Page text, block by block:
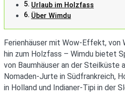
Urlaub im Holzfass
Über Wimdu
Ferienhäuser mit Wow-Effekt, von
hin zum Holzfass – Wimdu bietet
von Baumhäuser an der Steilküste
Nomaden-Jurte in Südfrankreich,
in Holland und Indianer-Tipi in der